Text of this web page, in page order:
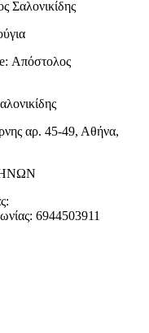
Σαλονικίδης
Απόστολος
αρ. 45-49, Αθήνα,
6944503911